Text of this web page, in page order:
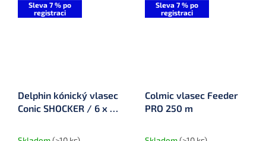
Sleva 7 % po
registraci
Delphin kónický vlasec
Conic SHOCKER / 6 x 13
Sleva 7 % po
registraci
Colmic vlasec Feeder
PRO 250 m